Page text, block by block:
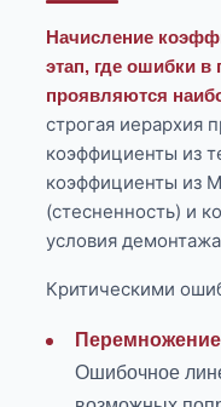
Начисление
этап, где ошибки
проявляются
строгая иерархия
коэффициенты из
коэффициенты из
(стесненность) и
условия
Критическими
Ошибочное